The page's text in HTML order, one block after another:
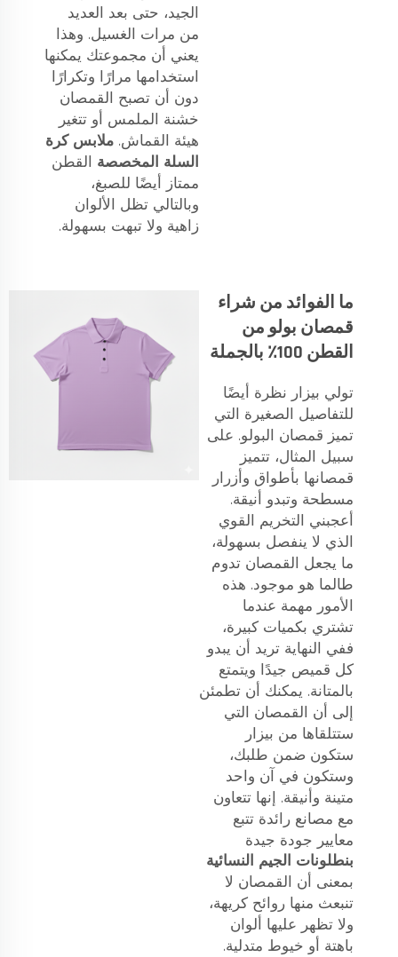
الجيد، حتى بعد العديد
من مرات الغسيل. وهذا
يعني أن مجموعتك يمكنها
استخدامها مرارًا وتكرارًا
دون أن تصبح القمصان
خشنة الملمس أو تتغير
هيئة القماش. ملابس كرة
السلة المخصصة القطن
ممتاز أيضًا للصبغ،
وبالتالي تظل الألوان
زاهية ولا تبهت بسهولة.
ما الفوائد من شراء
قمصان بولو من
القطن 100٪ بالجملة
تولي بيزار نظرة أيضًا
للتفاصيل الصغيرة التي
تميز قمصان البولو. على
سبيل المثال، تتميز
قمصانها بأطواق وأزرار
مسطحة وتبدو أنيقة.
أعجبني التخريم القوي
الذي لا ينفصل بسهولة،
ما يجعل القمصان تدوم
طالما هو موجود. هذه
الأمور مهمة عندما
تشتري بكميات كبيرة،
ففي النهاية تريد أن يبدو
كل قميص جيدًا ويتمتع
بالمتانة. يمكنك أن تطمئن
إلى أن القمصان التي
ستتلقاها من بيزار
ستكون ضمن طلبك،
وستكون في آن واحد
متينة وأنيقة. إنها تتعاون
مع مصانع رائدة تتبع
معايير جودة جيدة
بنطلونات الجيم النسائية
بمعنى أن القمصان لا
تنبعث منها روائح كريهة،
ولا تظهر عليها ألوان
باهتة أو خيوط متدلية.